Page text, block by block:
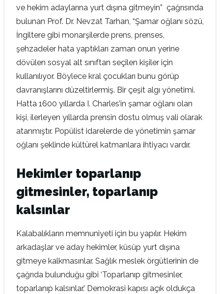
ve hekim adaylarına yurt dışına gitmeyin” çağrısında
bulunan Prof. Dr. Nevzat Tarhan, “Şamar oğlanı sözü,
İngiltere gibi monarşilerde prens, prenses,
şehzadeler hata yaptıkları zaman onun yerine
dövülen sosyal alt sınıftan seçilen kişiler için
kullanılıyor. Böylece kral çocukları bunu görüp
davranışlarını düzeltirlermiş. Bir çeşit algı yönetimi.
Hatta 1600 yıllarda I. Charles’in şamar oğlanı olan
kişi, ilerleyen yıllarda prensin dostu olmuş vali olarak
atanmıştır. Popülist idarelerde de yönetimin şamar
oğlanı şeklinde kültürel katmanlara ihtiyacı vardır.
Hekimler toparlanıp
gitmesinler, toparlanıp
kalsınlar
Kalabalıkların memnuniyeti için bu yapılır. Hekim
arkadaşlar ve aday hekimler, küsüp yurt dışına
gitmeye kalkmasınlar. Sağlık meslek örgütlerinin de
çağrıda bulunduğu gibi ‘Toparlanıp gitmesinler,
toparlanıp kalsınlar.’ Demokrasi kapısı açık oldukça